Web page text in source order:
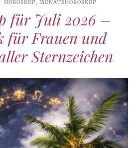
HOROSKOP, MONATSHOROSKOP
für Juli 2026 –
für Frauen und
Sternzeichen